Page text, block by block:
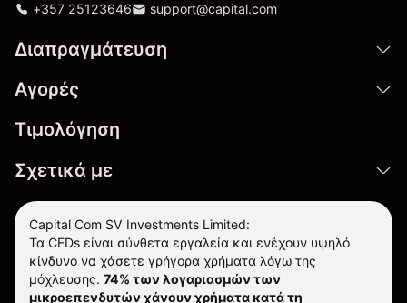
+357 25123646 support@capital.com
Διαπραγμάτευση
Αγορές
Τιμολόγηση
Σχετικά με
Capital Com SV Investments Limited:
Τα CFDs είναι σύνθετα εργαλεία και ενέχουν υψηλό
κίνδυνο να χάσετε γρήγορα χρήματα λόγω της
μόχλευσης. 74% των λογαριασμών των
μικροεπενδυτών χάνουν χρήματα κατά τη